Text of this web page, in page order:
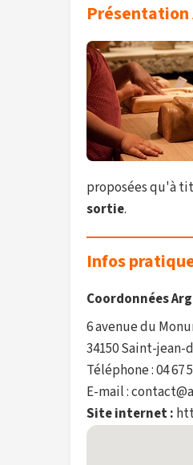
proposées qu'à
sortie.
Infos
Coordonnées
6 avenue du
34150 Saint-jean-
Téléphone : 04 67
E-mail :
Site internet :